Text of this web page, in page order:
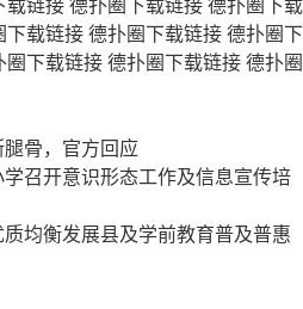
载链接 德扑圈下载链接 德扑圈下载
下载链接 德扑圈下载链接 德扑圈下
圈下载链接 德扑圈下载链接 德扑圈
骨，官方回应
召开意识形态工作及信息宣传培
均衡发展县及学前教育普及普惠